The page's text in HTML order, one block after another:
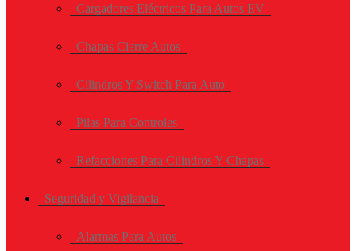
Cargadores Eléctricos Para Autos EV
Chapas Cierre Autos
Cilindros Y Switch Para Auto
Pilas Para Controles
Refacciones Para Cilindros Y Chapas
Seguridad y Vigilancia
Alarmas Para Autos